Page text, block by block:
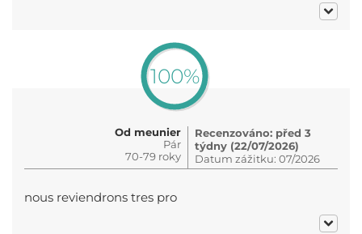
100%
Od meunier
Pár
70-79 roky
Recenzováno: před 3
týdny (22/07/2026)
Datum zážitku: 07/2026
nous reviendrons tres pro